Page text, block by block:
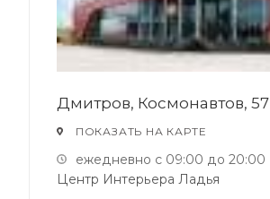
Дмитров, Космонавтов, 57
ПОКАЗАТЬ НА КАРТЕ
ежедневно с 09:00 до 20:00
Центр Интерьера Ладья